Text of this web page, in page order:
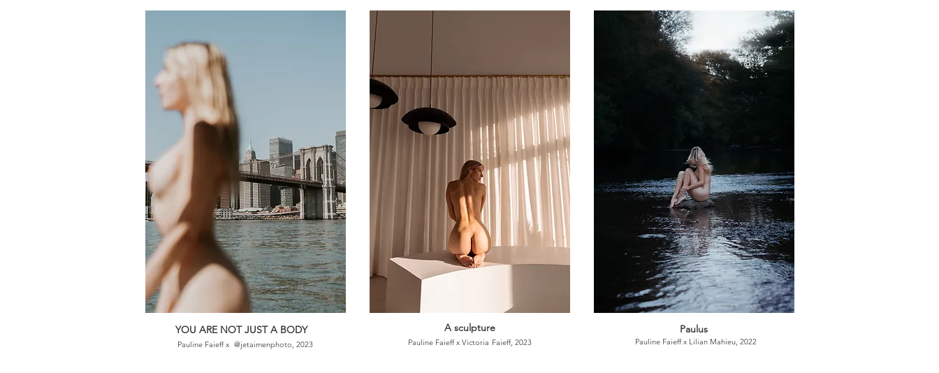
YOU ARE NOT JUST A BODY
Pauline Faieff x @jetaimenphoto, 2023
A sculpture
Pauline Faieff x Victoria Faieff, 2023
Paulus
Pauline Faieff x Lilian Mahieu, 2022